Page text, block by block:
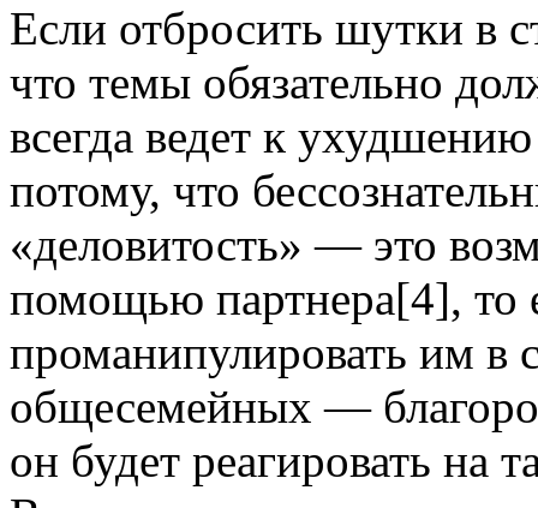
Если отбросить шутки в
что темы обязательно
всегда ведет к
потому, что
«деловитость» — это
помощью партнера[4], то
проманипулировать им в
общесемейных —
он будет реагировать на